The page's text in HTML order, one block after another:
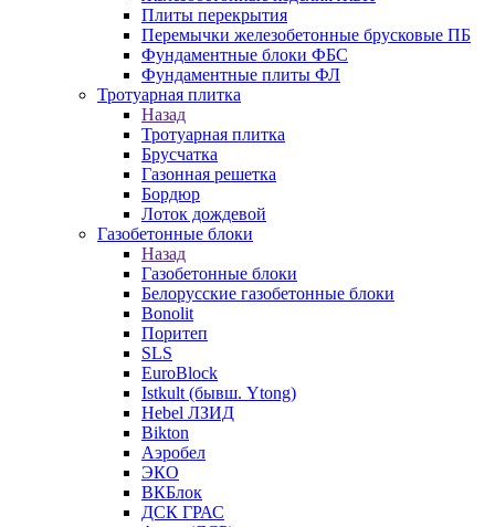
Плиты перекрытия
Перемычки железобетонные брусковые ПБ
Фундаментные блоки ФБС
Фундаментные плиты ФЛ
Тротуарная плитка
Назад
Тротуарная плитка
Брусчатка
Газонная решетка
Бордюр
Лоток дождевой
Газобетонные блоки
Назад
Газобетонные блоки
Белорусские газобетонные блоки
Bonolit
Поритеп
SLS
EuroBlock
Istkult (бывш. Ytong)
Hebel ЛЗИД
Bikton
Аэробел
ЭКО
ВКБлок
ДСК ГРАС